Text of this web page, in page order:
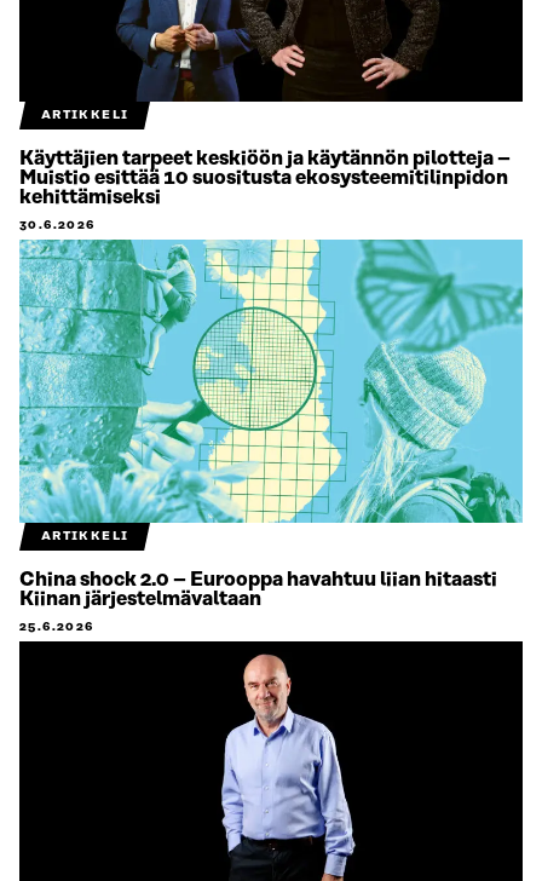
ARTIKKELI
Käyttäjien tarpeet keskiöön ja käytännön pilotteja –
Muistio esittää 10 suositusta ekosysteemitilinpidon
kehittämiseksi
30.6.2026
ARTIKKELI
China shock 2.0 – Eurooppa havahtuu liian hitaasti
Kiinan järjestelmävaltaan
25.6.2026